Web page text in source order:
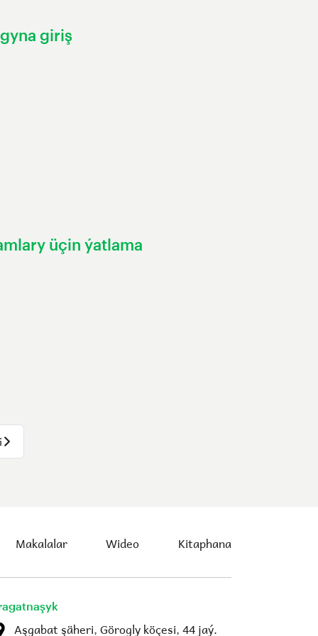
giriş
üçin ýatlama
Makalalar Wideo Kitaphana
Aşgabat şäheri, Görogly köçesi, 44 jaý.